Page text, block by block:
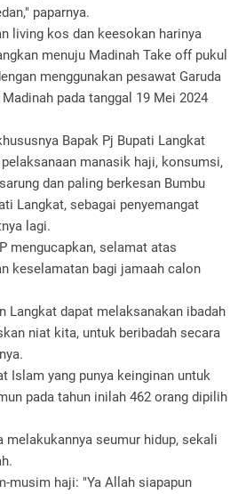
paparnya.
living kos dan keesokan harinya
menuju Madinah Take off pukul
menggunakan pesawat Garuda
pada tanggal 19 Mei 2024
Bapak Pj Bupati Langkat
manasik haji, konsumsi,
dan paling berkesan Bumbu
Langkat, sebagai penyemangat
lagi.
mengucapkan, selamat atas
keselamatan bagi jamaah calon
Langkat dapat melaksanakan ibadah
niat kita, untuk beribadah secara
Islam yang punya keinginan untuk
pada tahun inilah 462 orang dipilih
seumur hidup, sekali
musim haji: "Ya Allah siapapun